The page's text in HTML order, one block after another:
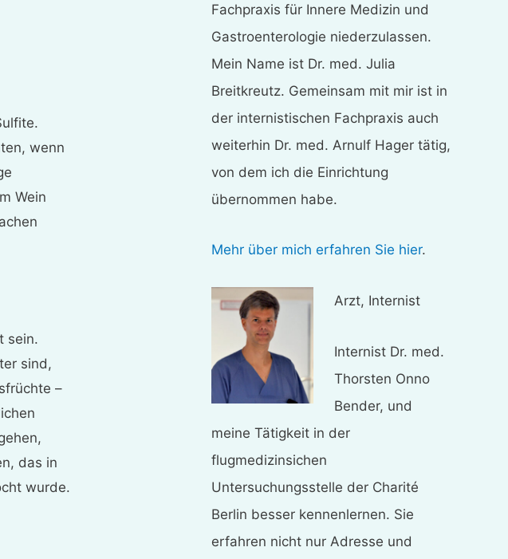
wenn
Wein
sein.
sind,
–
das in
wurde.
Fachpraxis für Innere Medizin und
Gastroenterologie niederzulassen.
Mein Name ist Dr. med. Julia
Breitkreutz. Gemeinsam mit mir ist in
der internistischen Fachpraxis auch
weiterhin Dr. med. Arnulf Hager tätig,
von dem ich die Einrichtung
übernommen habe.
Mehr über mich erfahren Sie hier.
Arzt, Internist
Internist Dr. med.
Thorsten Onno
Bender, und
meine Tätigkeit in der
flugmedizinsichen
Untersuchungsstelle der Charité
Berlin besser kennenlernen. Sie
erfahren nicht nur Adresse und